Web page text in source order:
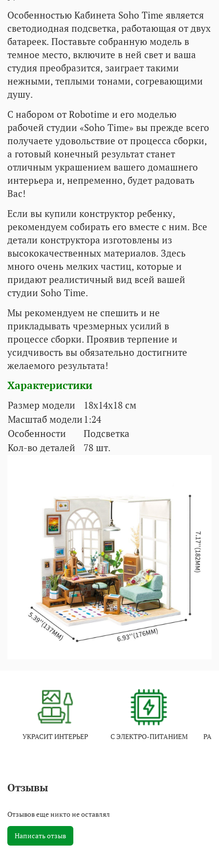
Особенностью Кабинета Soho Time является
светодиодная подсветка, работающая от двух
батареек. Поставьте собранную модель в
темное место, включите в ней свет и ваша
студия преобразится, заиграет такими
нежными, теплыми тонами, согревающими
душу.
С набором от Robotime и его моделью
рабочей студии «Soho Time» вы прежде всего
получаете удовольствие от процесса сборки,
а готовый конечный результат станет
отличным украшением вашего домашнего
интерьера и, непременно, будет радовать
Вас!
Если вы купили конструктор ребенку,
рекомендуем собирать его вместе с ним. Все
детали конструктора изготовлены из
высококачественных материалов. Здесь
много очень мелких частиц, которые и
придают реалистичный вид всей вашей
студии Soho Time.
Мы рекомендуем не спешить и не
прикладывать чрезмерных усилий в
процессе сборки. Проявив терпение и
усидчивость вы обязательно достигните
желаемого результата!
Характеристики
Размер модели
18x14x18 см
Масштаб модели 1:24
Особенности
Подсветка
Кол-во деталей
78 шт.
УКРАСИТ ИНТЕРЬЕР С ЭЛЕКТРО-ПИТАНИЕМ
Отзывы
Отзывов еще никто не оставлял
Написать отзыв